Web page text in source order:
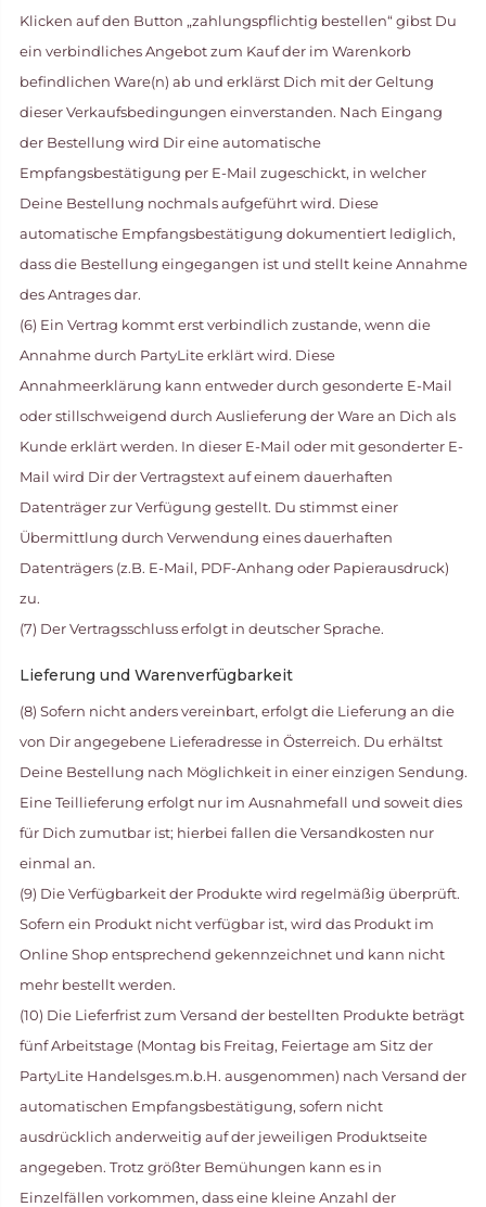
Klicken auf den Button „zahlungspflichtig bestellen“ gibst Du
ein verbindliches Angebot zum Kauf der im Warenkorb
befindlichen Ware(n) ab und erklärst Dich mit der Geltung
dieser Verkaufsbedingungen einverstanden. Nach Eingang
der Bestellung wird Dir eine automatische
Empfangsbestätigung per E-Mail zugeschickt, in welcher
Deine Bestellung nochmals aufgeführt wird. Diese
automatische Empfangsbestätigung dokumentiert lediglich,
dass die Bestellung eingegangen ist und stellt keine Annahme
des Antrages dar.
(6) Ein Vertrag kommt erst verbindlich zustande, wenn die
Annahme durch PartyLite erklärt wird. Diese
Annahmeerklärung kann entweder durch gesonderte E-Mail
oder stillschweigend durch Auslieferung der Ware an Dich als
Kunde erklärt werden. In dieser E-Mail oder mit gesonderter E-
Mail wird Dir der Vertragstext auf einem dauerhaften
Datenträger zur Verfügung gestellt. Du stimmst einer
Übermittlung durch Verwendung eines dauerhaften
Datenträgers (z.B. E-Mail, PDF-Anhang oder Papierausdruck)
zu.
(7) Der Vertragsschluss erfolgt in deutscher Sprache.
Lieferung und Warenverfügbarkeit
(8) Sofern nicht anders vereinbart, erfolgt die Lieferung an die
von Dir angegebene Lieferadresse in Österreich. Du erhältst
Deine Bestellung nach Möglichkeit in einer einzigen Sendung.
Eine Teillieferung erfolgt nur im Ausnahmefall und soweit dies
für Dich zumutbar ist; hierbei fallen die Versandkosten nur
einmal an.
(9) Die Verfügbarkeit der Produkte wird regelmäßig überprüft.
Sofern ein Produkt nicht verfügbar ist, wird das Produkt im
Online Shop entsprechend gekennzeichnet und kann nicht
mehr bestellt werden.
(10) Die Lieferfrist zum Versand der bestellten Produkte beträgt
fünf Arbeitstage (Montag bis Freitag, Feiertage am Sitz der
PartyLite Handelsges.m.b.H. ausgenommen) nach Versand der
automatischen Empfangsbestätigung, sofern nicht
ausdrücklich anderweitig auf der jeweiligen Produktseite
angegeben. Trotz größter Bemühungen kann es in
Einzelfällen vorkommen, dass eine kleine Anzahl der